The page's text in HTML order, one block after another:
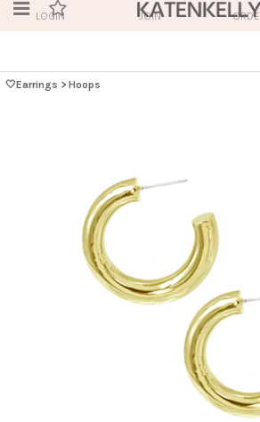
LOGIN JOIN
🤍Earrings > Hoops